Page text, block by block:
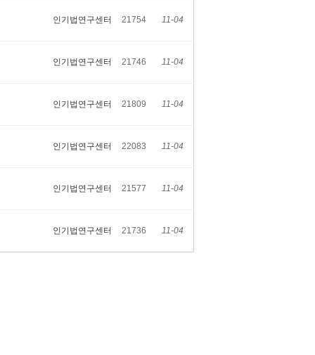
인기법연구센터 21754 11-04
인기법연구센터 21746 11-04
인기법연구센터 21809 11-04
인기법연구센터 22083 11-04
인기법연구센터 21577 11-04
인기법연구센터 21736 11-04